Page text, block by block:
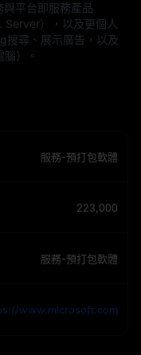
平台即服務產品
），以及更個人
搜尋、展示廣告，以及
）。
服務-預打包軟體
223,000
服務-預打包軟體
www.microsoft.com